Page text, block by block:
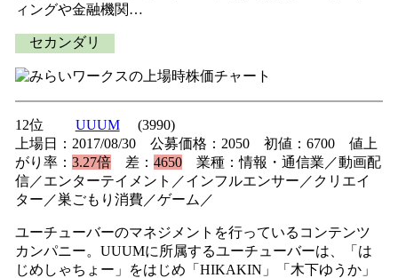
ィングや金融機関…
セカンダリ
12位 UUUM
(3990)
上場日：2017/08/30 公募価格：2050 初値：6700 値上
がり率： 3.27倍差： 4650業種：情報・通信業／動画配
信／エンターテイメント／インフルエンサー／クリエイ
ター／巣ごもり消費／ゲーム／
ユーチューバーのマネジメントを行っているコンテンツ
カンパニー。UUUMに所属するユーチューバーは、「は
じめしゃちょー」をはじめ「HIKAKIN」「木下ゆうか」